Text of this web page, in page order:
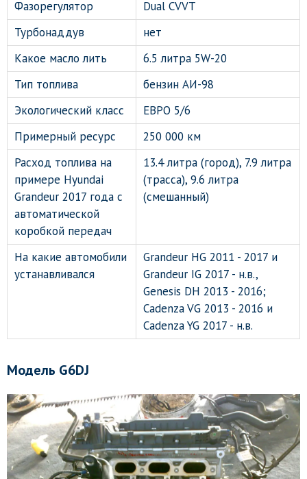
Фазорегулятор
Dual CVVT
Турбонаддув
нет
Какое масло лить
6.5 литра 5W-20
Тип топлива
бензин АИ-98
Экологический класс
ЕВРО 5/6
Примерный ресурс
250 000 км
Расход топлива на
примере Hyundai
Grandeur 2017 года с
автоматической
коробкой передач
13.4 литра (город), 7.9 литра
(трасса), 9.6 литра
(смешанный)
На какие автомобили
устанавливался
Grandeur HG 2011 - 2017 и
Grandeur IG 2017 - н.в.,
Genesis DH 2013 - 2016;
Cadenza VG 2013 - 2016 и
Cadenza YG 2017 - н.в.
Модель G6DJ